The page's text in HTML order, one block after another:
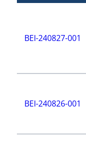
BEI-240827-001
BEI-240826-001